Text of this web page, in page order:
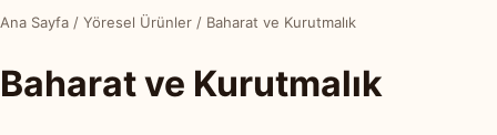
Ana Sayfa / Yöresel Ürünler / Baharat ve Kurutmalık
Baharat ve Kurutmalık